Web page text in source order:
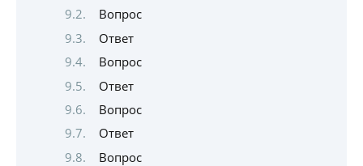
Вопрос
Ответ
Вопрос
Ответ
Вопрос
Ответ
Вопрос